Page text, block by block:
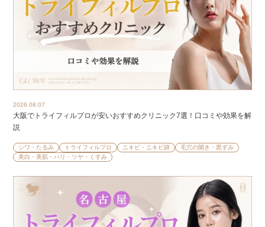
2026.08.07
大阪でトライフィルプロが安いおすすめクリニック7選！口コミや効果を解
説
シワ・たるみ トライフィルプロ ニキビ・ニキビ跡
毛穴の開き・黒ずみ
美白・美肌・ハリ・ツヤ・くすみ